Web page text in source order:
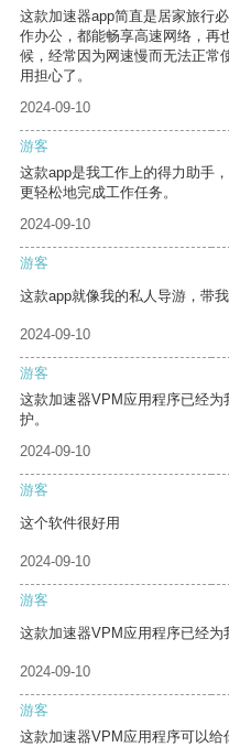
这款加速器app简直是居家旅行
作办公，都能畅享高速网络，再
候，经常因为网速慢而无法正常
用担心了。
2024-09-10
游客
这款app是我工作上的得力助手
更轻松地完成工作任务。
2024-09-10
游客
这款app就像我的私人导游，带
2024-09-10
游客
这款加速器VPM应用程序已经
护。
2024-09-10
游客
这个软件很好用
2024-09-10
游客
这款加速器VPM应用程序已经为
2024-09-10
游客
这款加速器VPM应用程序可以